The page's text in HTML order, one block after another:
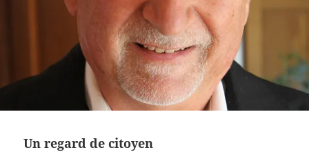
Un regard de citoyen